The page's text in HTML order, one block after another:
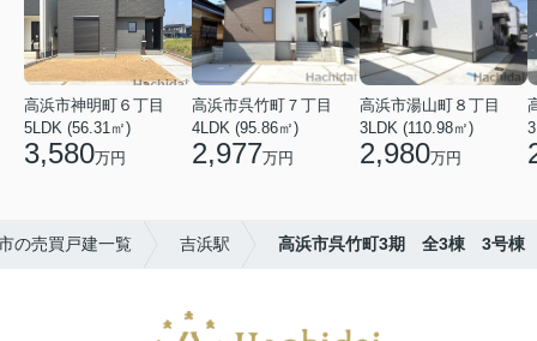
高浜市神明町６丁目
5LDK (56.31㎡)
3,580万円
高浜市呉竹町７丁目
4LDK (95.86㎡)
2,977万円
高浜市湯山町８丁目
3LDK (110.98㎡)
2,980万円
の売買戸建一覧 吉浜駅 高浜市呉竹町3期 全3棟 3号棟